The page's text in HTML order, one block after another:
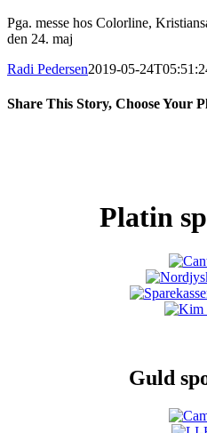
Pga. messe hos Colorline,
den 24. maj
Radi Pedersen2019-05-
Share This Story, Choose Your
Platin
Guld